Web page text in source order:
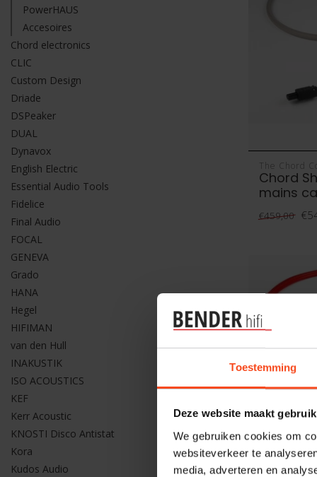
Toestemming
Deze website maakt
We gebruiken cookies om
websiteverkeer te
media, adverteren en
PowerHAUS
Accesoires
Chord electronics
CLIC
Custom Design
Driade
DSPeaker
DUAL
Dynavox
English Electric
Essential Audio Tools
Fidelice
Final Audio
FOCAL
GENEVA
Grado
HANA
Hegel
HIFIMAN
van den Hull
INAKUSTIK
ISO ACOUSTICS
KEF
Kerr Acoustic
KNOSTI Disco Antistat
Kora
Kudos Audio
The Chord
Chord
mains
€459,00